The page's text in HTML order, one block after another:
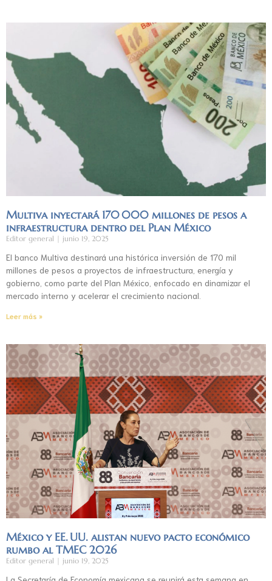
Multiva inyectará 170 000 millones de pesos a
infraestructura dentro del Plan México
Editor general junio 19, 2025
El banco Multiva destinará una histórica inversión de 170 mil
millones de pesos a proyectos de infraestructura, energía y
gobierno, como parte del Plan México, enfocado en dinamizar el
mercado interno y acelerar el crecimiento nacional.
Leer más »
México y EE. UU. alistan nuevo pacto económico
rumbo al TMEC 2026
Editor general junio 19, 2025